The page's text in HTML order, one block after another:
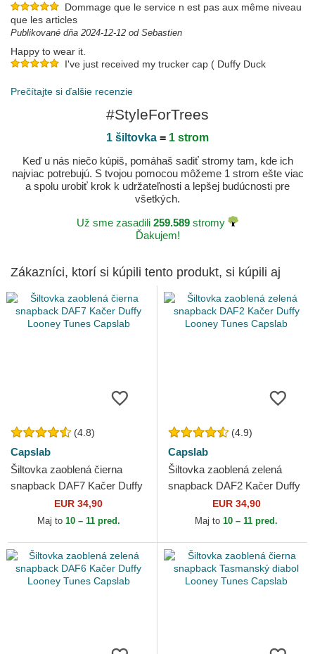
Dommage que le service n est pas aux même niveau
que les articles
Publikované dňa 2024-12-12 od Sebastien
Happy to wear it.
I've just received my trucker cap ( Duffy Duck
delighted. Thank you very much CAPHUNTERS.
Prečítajte si ďalšie recenzie
#StyleForTrees
1 šiltovka = 1 strom
Keď u nás niečo kúpiš, pomáhaš sadiť stromy tam, kde ich
najviac potrebujú. S tvojou pomocou môžeme 1 strom ešte viac
a spolu urobiť krok k udržateľnosti a lepšej budúcnosti pre
všetkých.
Už sme zasadili 259.589 stromy
Ďakujem!
Zákazníci, ktorí si kúpili tento produkt, si kúpili aj
(4.8)
Capslab
Šiltovka zaoblená čierna
snapback DAF7 Kačer Duffy
Looney Tunes Capslab
EUR 34,90
Maj to 10 – 11 pred.
(4.9)
Capslab
Šiltovka zaoblená zelená
snapback DAF2 Kačer Duffy
Looney Tunes Capslab
EUR 34,90
Maj to 10 – 11 pred.